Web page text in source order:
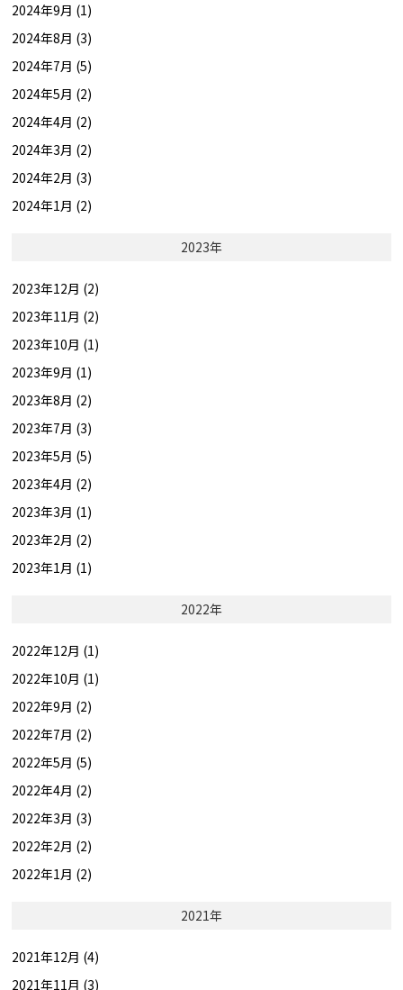
2024年9月 (1)
2024年8月 (3)
2024年7月 (5)
2024年5月 (2)
2024年4月 (2)
2024年3月 (2)
2024年2月 (3)
2024年1月 (2)
2023年
2023年12月 (2)
2023年11月 (2)
2023年10月 (1)
2023年9月 (1)
2023年8月 (2)
2023年7月 (3)
2023年5月 (5)
2023年4月 (2)
2023年3月 (1)
2023年2月 (2)
2023年1月 (1)
2022年
2022年12月 (1)
2022年10月 (1)
2022年9月 (2)
2022年7月 (2)
2022年5月 (5)
2022年4月 (2)
2022年3月 (3)
2022年2月 (2)
2022年1月 (2)
2021年
2021年12月 (4)
2021年11月 (3)